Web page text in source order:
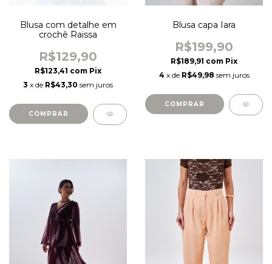
Blusa com detalhe em
crochê Raissa
R$129,90
R$123,41 com Pix
3 x de R$43,30 sem juros
COMPRAR
Blusa capa Iara
R$199,90
R$189,91 com Pix
4 x de R$49,98 sem juros
COMPRAR